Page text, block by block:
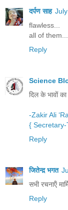
दर्पण साह
flawless...
all of them...
Reply
Science
दिल के भावों
-Zakir Ali
{ Secretary-
Reply
जितेन्द़ भगत
सभी रचनाऍं
Reply